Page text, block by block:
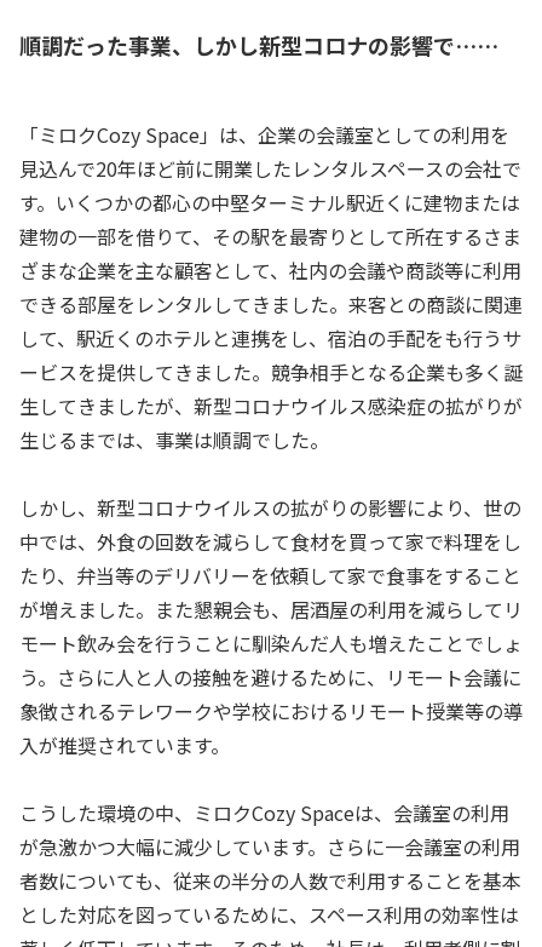
順調だった事業、しかし新型コロナの影響で……
「ミロクCozy Space」は、企業の会議室としての利用を
見込んで20年ほど前に開業したレンタルスペースの会社で
す。いくつかの都心の中堅ターミナル駅近くに建物または
建物の一部を借りて、その駅を最寄りとして所在するさま
ざまな企業を主な顧客として、社内の会議や商談等に利用
できる部屋をレンタルしてきました。来客との商談に関連
して、駅近くのホテルと連携をし、宿泊の手配をも行うサ
ービスを提供してきました。競争相手となる企業も多く誕
生してきましたが、新型コロナウイルス感染症の拡がりが
生じるまでは、事業は順調でした。
しかし、新型コロナウイルスの拡がりの影響により、世の
中では、外食の回数を減らして食材を買って家で料理をし
たり、弁当等のデリバリーを依頼して家で食事をすること
が増えました。また懇親会も、居酒屋の利用を減らしてリ
モート飲み会を行うことに馴染んだ人も増えたことでしょ
う。さらに人と人の接触を避けるために、リモート会議に
象徴されるテレワークや学校におけるリモート授業等の導
入が推奨されています。
こうした環境の中、ミロクCozy Spaceは、会議室の利用
が急激かつ大幅に減少しています。さらに一会議室の利用
者数についても、従来の半分の人数で利用することを基本
とした対応を図っているために、スペース利用の効率性は